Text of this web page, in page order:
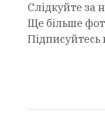
Слідкуйте за
Ще більше
Підписуйтесь